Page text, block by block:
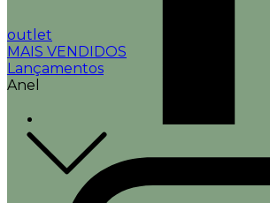
outlet
MAIS VENDIDOS
Lançamentos
Anel